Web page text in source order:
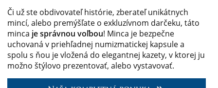
Či už ste obdivovateľ histórie, zberateľ unikátnych
mincí, alebo premýšľate o exkluzívnom darčeku, táto
minca je správnou voľbou! Minca je bezpečne
uchovaná v priehľadnej numizmatickej kapsule a
spolu s ňou je vložená do elegantnej kazety, v ktorej ju
možno štýlovo prezentovať, alebo vystavovať.